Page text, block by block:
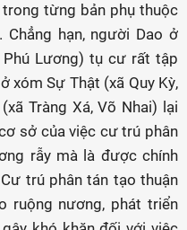
từng bản phụ thuộc
hạn, người Dao ở
Lương) tụ cư rất tập
xóm Sự Thật (xã Quy Kỳ,
Tràng Xá, Võ Nhai) lại
sở của việc cư trú phân
rẫy mà là được chính
trú phân tán tạo thuận
ruộng nương, phát triển